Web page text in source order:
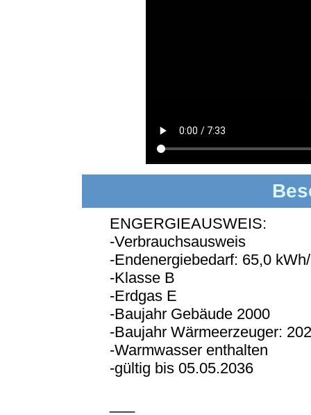
ENGERGIEAUSWEIS:
-Verbrauchsausweis
-Endenergiebedarf: 65,0 kWh/
-Klasse B
-Erdgas E
-Baujahr Gebäude 2000
-Baujahr Wärmeerzeuger:
-Warmwasser enthalten
-gültig bis 05.05.2036